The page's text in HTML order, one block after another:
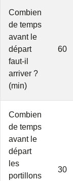
Combien
de temps
avant le
départ
faut-il
arriver ?
(min)
60
Combien
de temps
avant le
départ
les
portillons
30